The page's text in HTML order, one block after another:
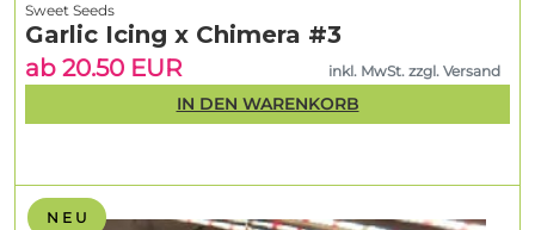
N E U
Sweet Seeds
Garlic Icing x Chimera #3
ab 20.50 EUR
inkl. MwSt. zzgl. Versand
IN DEN WARENKORB